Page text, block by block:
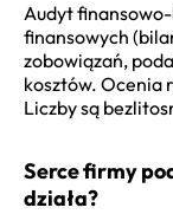
Audyt
finansowych
zobowiązań,
kosztów. Ocenia
Liczby są
Serce firmy
działa?